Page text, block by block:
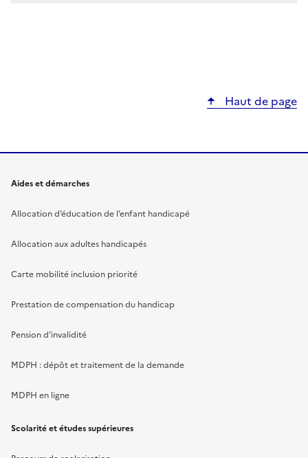
Haut de page
Aides et démarches
Allocation d’éducation de l’enfant handicapé
Allocation aux adultes handicapés
Carte mobilité inclusion priorité
Prestation de compensation du handicap
Pension d'invalidité
MDPH : dépôt et traitement de la demande
MDPH en ligne
Scolarité et études supérieures